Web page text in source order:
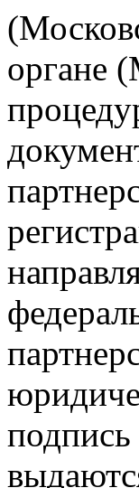
органе